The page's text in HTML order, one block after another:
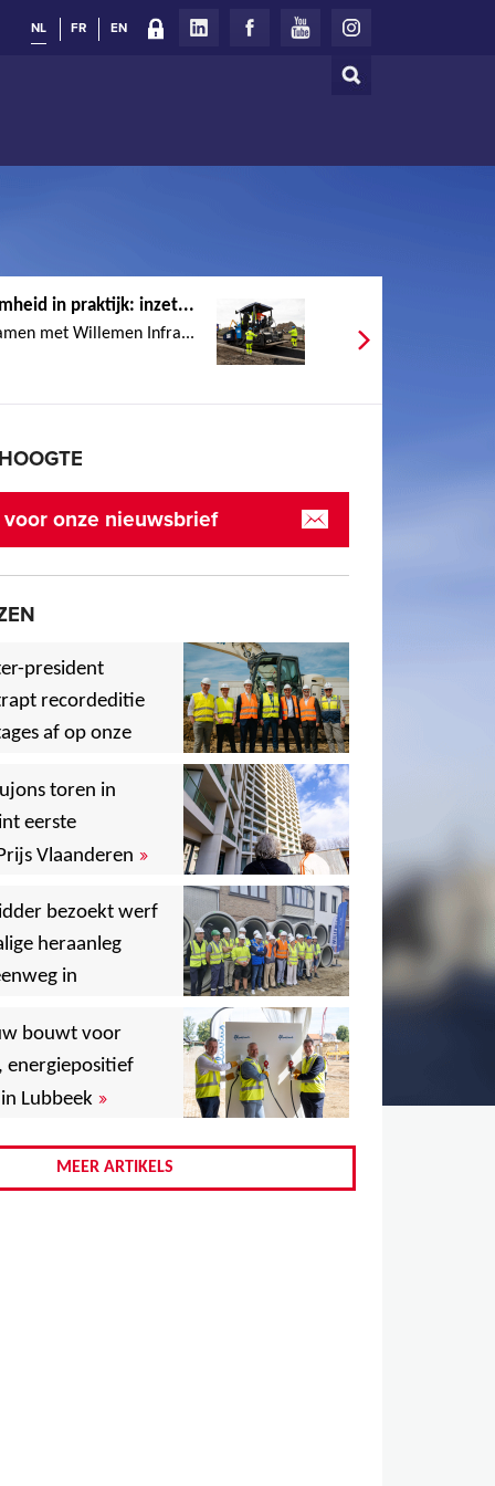
Zoeken
NL FR EN
in praktijk: inzet...
met Willemen Infra...
onze nieuwsbrief
president
recordeditie
af op onze
,
,
toren in
eerste
Vlaanderen »
, ,
,
bezoekt werf
heraanleg
in
,
bouwt voor
energiepositief
Lubbeek »
MEER ARTIKELS